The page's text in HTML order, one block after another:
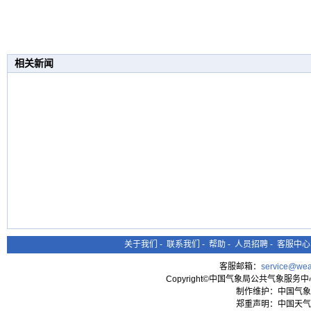
相关新闻
关于我们 - 联系我们 - 帮助 - 人员招聘 - 客服中心
客服邮箱：
Copyright©中国气象局公共气象服务
制作维护：中国气
郑重声明：中国天